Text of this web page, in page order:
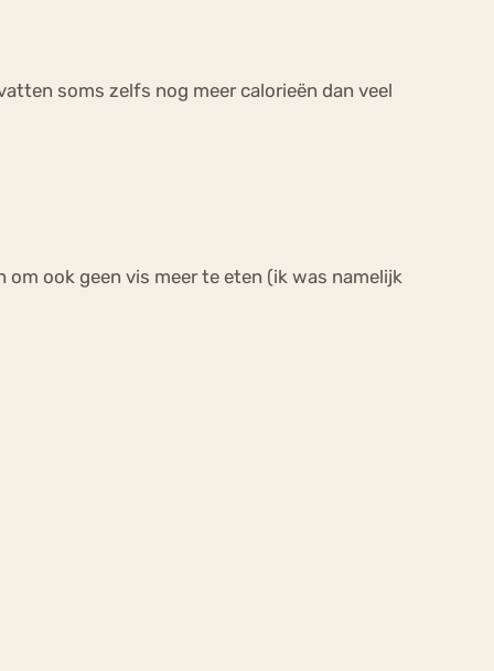
soms zelfs nog meer calorieën dan veel
ook geen vis meer te eten (ik was namelijk